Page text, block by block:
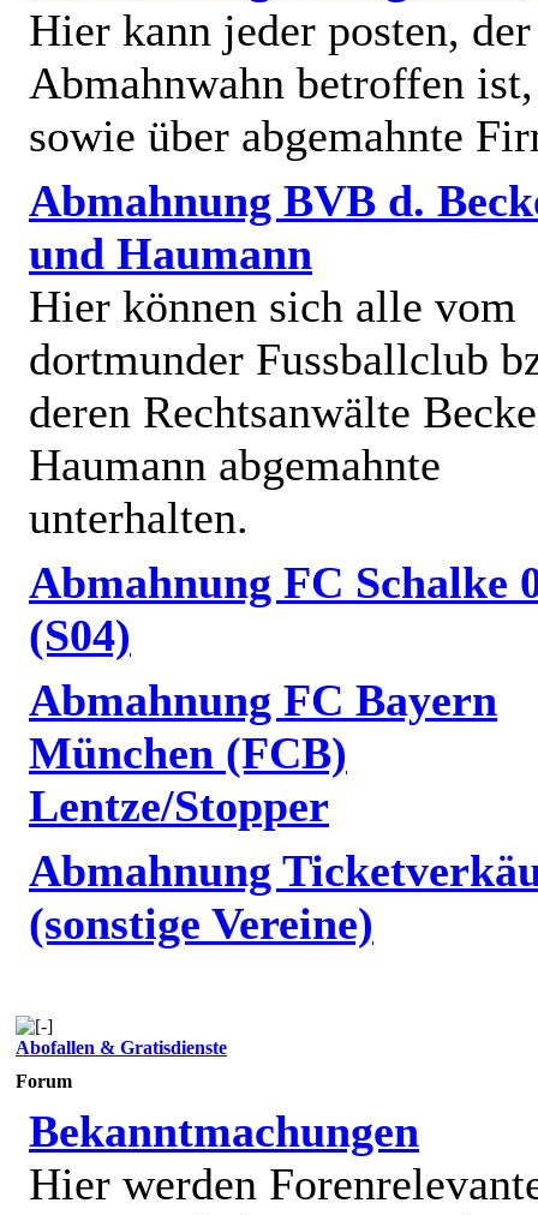
Hier kann jeder posten,
Abmahnwahn betroffen ist,
sowie über abgemahnte
Abmahnung BVB d.
und Haumann
Hier können sich alle vom
dortmunder Fussballclub
deren Rechtsanwälte
Haumann abgemahnte
unterhalten.
Abmahnung FC Schalke
(S04)
Abmahnung FC Bayern
München (FCB)
Lentze/Stopper
Abmahnung
(sonstige Vereine)
Abofallen & Gratisdienste
Forum
Bekanntmachungen
Hier werden